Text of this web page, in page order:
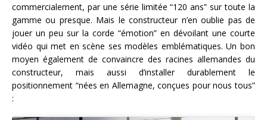
commercialement, par une série limitée “120 ans” sur toute la
gamme ou presque. Mais le constructeur n’en oublie pas de
jouer un peu sur la corde “émotion” en dévoilant une courte
vidéo qui met en scène ses modèles emblématiques. Un bon
moyen également de convaincre des racines allemandes du
constructeur, mais aussi d’installer durablement le
positionnement “nées en Allemagne, conçues pour nous tous”
: